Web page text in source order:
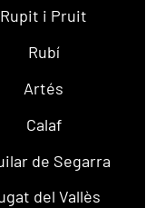
Rupit i Pruit
Rubí
Artés
Calaf
de Segarra
del Vallès